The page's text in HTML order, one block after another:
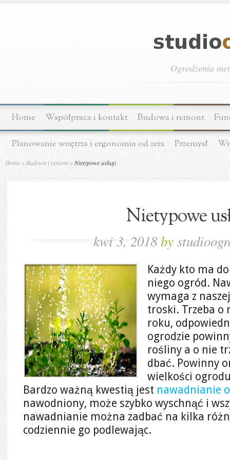
Ogrodzenia
Home Współpraca i kontakt Budowa i remont
Planowanie wnętrza i ergonomia od zera Przemysł
Home » Budowa i remont »Nietypowe usługi
Nietypowe
kwi 3, 2018by
Każdy kto ma
niego ogród.
wymaga z
troski. Trzeba o
roku,
ogrodzie
rośliny a o nie
dbać. Powinny
wielkości
Bardzo ważną kwestią jest nawadnianie
nawodniony, może szybko wyschnąć i
nawadnianie można zadbać na kilka
codziennie go podlewając.